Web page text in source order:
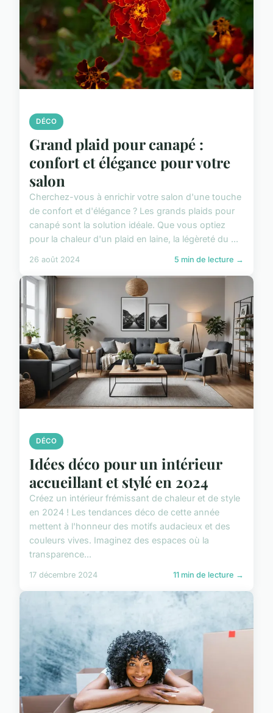
DÉCO
Grand plaid pour canapé :
confort et élégance pour votre
salon
Cherchez-vous à enrichir votre salon d'une touche
de confort et d'élégance ? Les grands plaids pour
canapé sont la solution idéale. Que vous optiez
pour la chaleur d'un plaid en laine, la légèreté du ...
26 août 2024 5 min de lecture →
DÉCO
Idées déco pour un intérieur
accueillant et stylé en 2024
Créez un intérieur frémissant de chaleur et de style
en 2024 ! Les tendances déco de cette année
mettent à l'honneur des motifs audacieux et des
couleurs vives. Imaginez des espaces où la
transparence...
17 décembre 2024 11 min de lecture →